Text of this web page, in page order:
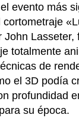
evento más
cortometraje
John Lasseter,
totalmente
de
el 3D podía
profundidad
su época.